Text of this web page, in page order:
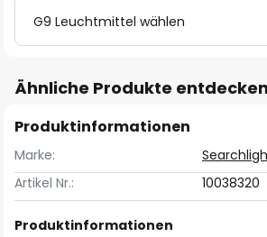
G9 Leuchtmittel wählen
Ähnliche Produkte entdecken
Produktinformationen
Marke:
Artikel Nr.:
10038320
Produktinformationen